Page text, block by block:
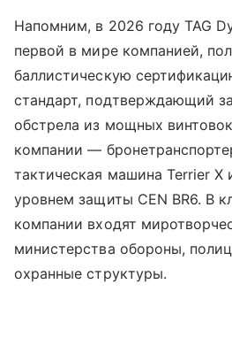
Напомним, в 2026 году TAG
первой в мире компанией,
баллистическую
стандарт, подтверждающий
обстрела из мощных
компании —
тактическая машина Terrier X
уровнем защиты CEN BR6. В
компании входят
министерства обороны,
охранные структуры.